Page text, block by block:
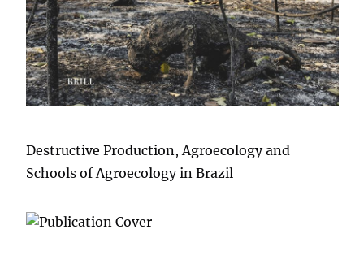
Destructive Production, Agroecology and
Schools of Agroecology in Brazil